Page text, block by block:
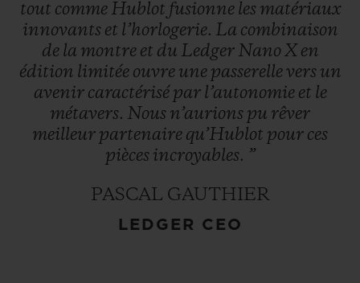
tout comme Hublot fusionne les matériaux
innovants et l’horlogerie. La combinaison
de la montre et du Ledger Nano X en
édition limitée ouvre une passerellevers un
avenir caractérisé par l’autonomie et le
métavers. Nous n’aurions pu rêver
meilleur partenaire qu’Hublot pour ces
pièces incroyables. ”
PASCAL GAUTHIER
LEDGER CEO